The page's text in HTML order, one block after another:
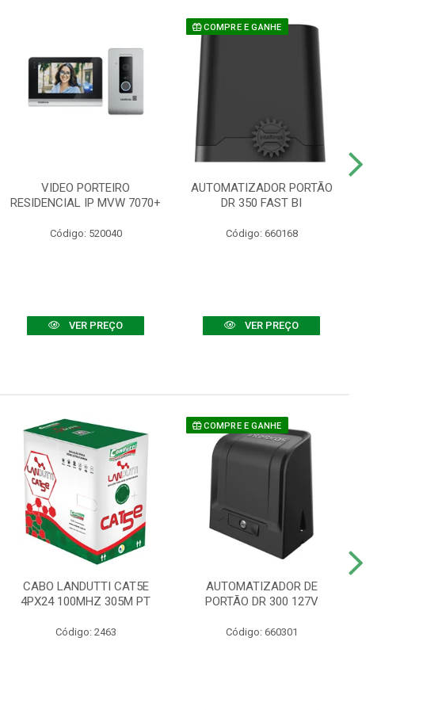
VIDEO PORTEIRO
RESIDENCIAL IP MVW 7070+
Código: 520040
VER PREÇO
COMPRE E GANHE
AUTOMATIZADOR PORTÃO
DR 350 FAST BI
Código: 660168
VER PREÇO
CABO LANDUTTI CAT5E
4PX24 100MHZ 305M PT
Código: 2463
COMPRE E GANHE
AUTOMATIZADOR DE
PORTÃO DR 300 127V
Código: 660301